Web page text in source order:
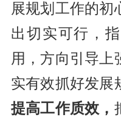
展规划工作的初
出切实可行，
用，方向引导上
实有效抓好发展
提高工作质效 ，